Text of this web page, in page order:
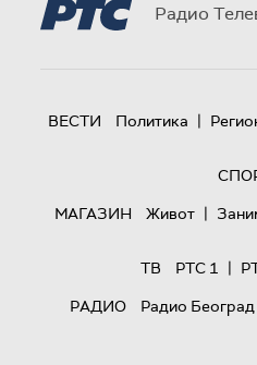
Радио
ВЕСТИ Политика |
МАГАЗИН
Живот |
ТВ
РТС 1 |
РАДИО
Радио Београд